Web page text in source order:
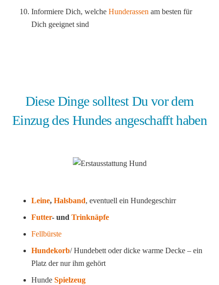
Informiere Dich, welche Hunderassen am besten für
Dich geeignet sind
Diese Dinge solltest Du vor dem
Einzug des Hundes angeschafft haben
Leine, Halsband, eventuell ein Hundegeschirr
Futter- und Trinknäpfe
Fellbürste
Hundekorb/ Hundebett oder dicke warme Decke – ein
Platz der nur ihm gehört
Hunde Spielzeug